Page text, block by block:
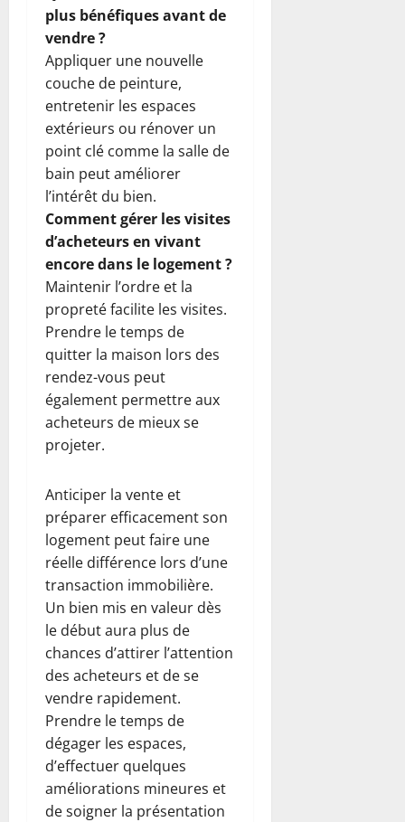
plus bénéfiques avant de
vendre ?
Appliquer une nouvelle
couche de peinture,
entretenir les espaces
extérieurs ou rénover un
point clé comme la salle de
bain peut améliorer
l’intérêt du bien.
Comment gérer les visites
d’acheteurs en vivant
encore dans le logement ?
Maintenir l’ordre et la
propreté facilite les visites.
Prendre le temps de
quitter la maison lors des
rendez-vous peut
également permettre aux
acheteurs de mieux se
projeter.
Anticiper la vente et
préparer efficacement son
logement peut faire une
réelle différence lors d’une
transaction immobilière.
Un bien mis en valeur dès
le début aura plus de
chances d’attirer l’attention
des acheteurs et de se
vendre rapidement.
Prendre le temps de
dégager les espaces,
d’effectuer quelques
améliorations mineures et
de soigner la présentation